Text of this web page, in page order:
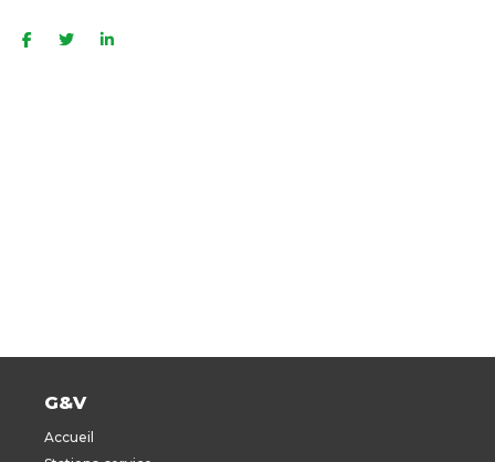
G&V
Accueil